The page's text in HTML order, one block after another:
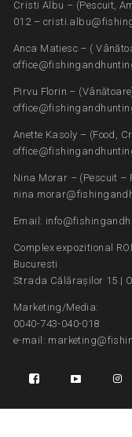
Cristi Albu – (Pescuit,
012 –
Anca Matiesc – (
Pirvu Florin –
Anette Kasoly – (Food,
Nina Morar – (Pescuit –
Email:
Complex expozitional
Bucuresti
Strada Călărașilor 15 |
Marketing/Media:
0040-743-040-018
e-mail: